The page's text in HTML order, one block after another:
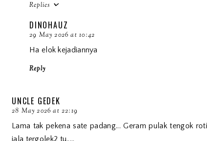
Replies
DINOHAUZ
29 May 2026 at 10:42
Ha elok kejadiannya
Reply
UNCLE GEDEK
28 May 2026 at 22:19
Lama tak pekena sate padang... Geram pulak tengok roti
jala tergolek2 tu.....